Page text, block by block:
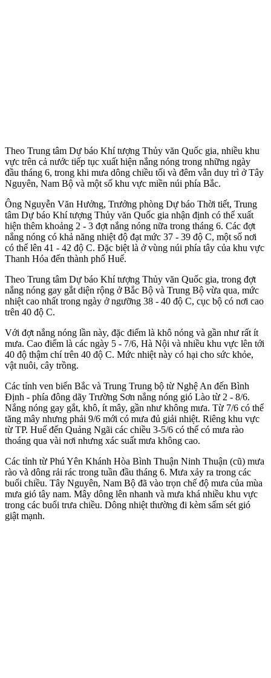
Theo Trung tâm Dự báo Khí tượng Thủy văn Quốc gia, nhiều khu
vực trên cả nước tiếp tục xuất hiện nắng nóng trong những ngày
đầu tháng 6, trong khi mưa dông chiều tối và đêm vẫn duy trì ở Tây
Nguyên, Nam Bộ và một số khu vực miền núi phía Bắc.
Ông Nguyễn Văn Hưởng, Trưởng phòng Dự báo Thời tiết, Trung
tâm Dự báo Khí tượng Thủy văn Quốc gia nhận định có thể xuất
hiện thêm khoảng 2 - 3 đợt nắng nóng nữa trong tháng 6. Các đợt
nắng nóng có khả năng nhiệt độ đạt mức 37 - 39 độ C, một số nơi
có thể lên 41 - 42 độ C. Đặc biệt là ở vùng núi phía tây của khu vực
Thanh Hóa đến thành phố Huế.
Theo Trung tâm Dự báo Khí tượng Thủy văn Quốc gia, trong đợt
nắng nóng gay gắt diện rộng ở Bắc Bộ và Trung Bộ vừa qua, mức
nhiệt cao nhất trong ngày ở ngưỡng 38 - 40 độ C, cục bộ có nơi cao
trên 40 độ C.
Với đợt nắng nóng lần này, đặc điểm là khô nóng và gần như rất ít
mưa. Cao điểm là các ngày 5 - 7/6, Hà Nội và nhiều khu vực lên tới
40 độ thậm chí trên 40 độ C. Mức nhiệt này có hại cho sức khỏe,
vật nuôi, cây trồng.
Các tỉnh ven biển Bắc và Trung Trung bộ từ Nghệ An đến Bình
Định - phía đông dãy Trường Sơn nắng nóng gió Lào từ 2 - 8/6.
Nắng nóng gay gắt, khô, ít mây, gần như không mưa. Từ 7/6 có thể
tăng mây nhưng phải 9/6 mới có mưa đủ giải nhiệt. Riêng khu vực
từ TP. Huế đến Quảng Ngãi các chiều 3-5/6 có thể có mưa rào
thoáng qua vài nơi nhưng xác suất mưa không cao.
Các tỉnh từ Phú Yên Khánh Hòa Bình Thuận Ninh Thuận (cũ) mưa
rào và dông rải rác trong tuần đầu tháng 6. Mưa xảy ra trong các
buổi chiều. Tây Nguyên, Nam Bộ đã vào trọn chế độ mưa của mùa
mưa gió tây nam. Mây dông lên nhanh và mưa khá nhiều khu vực
trong các buổi trưa chiều. Dông nhiệt thường đi kèm sấm sét gió
giật mạnh.